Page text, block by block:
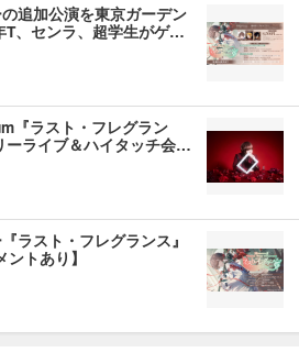
追加公演を東京ガーデン
、センラ、超学生がゲ…
『ラスト・フレグラン
ーライブ＆ハイタッチ会…
ラスト・フレグランス』
トあり】